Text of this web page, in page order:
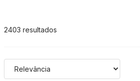
2403 resultados